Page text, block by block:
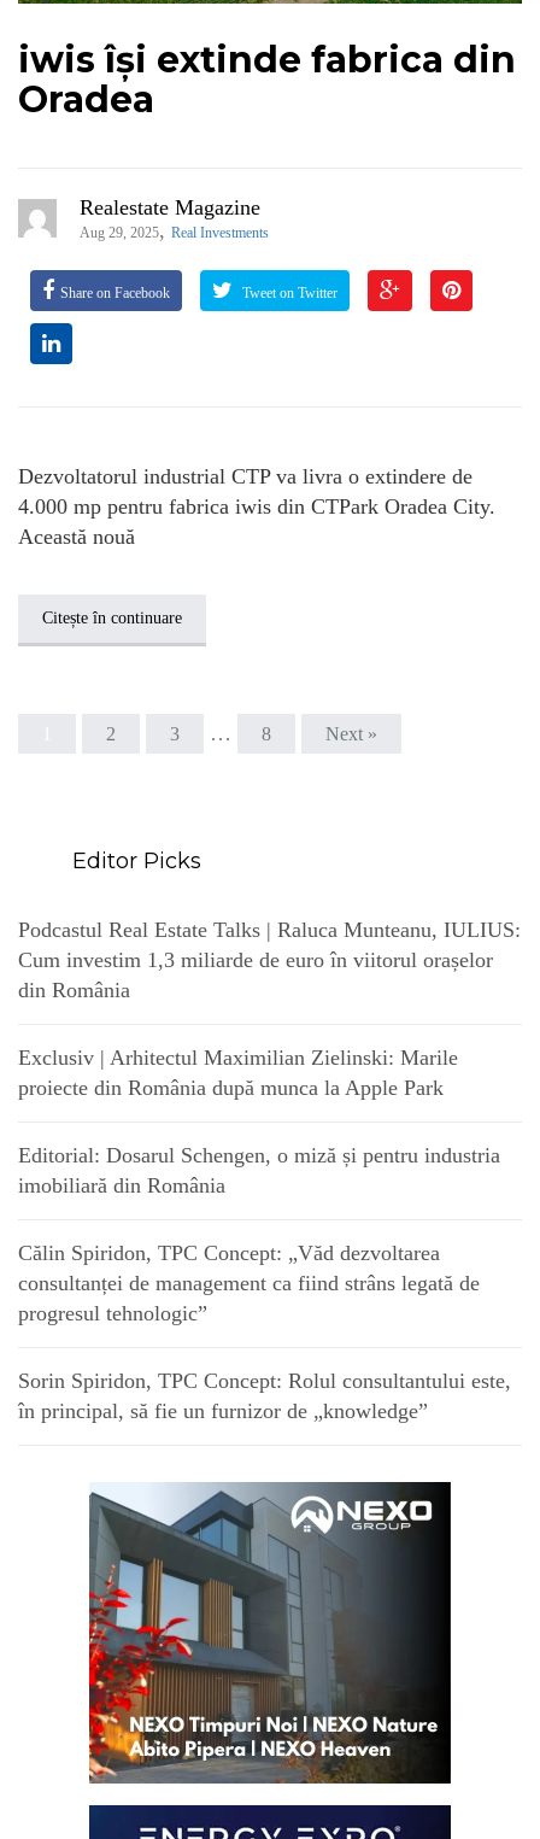
iwis își extinde fabrica din
Oradea
Realestate Magazine
Aug 29, 2025, Real Investments
Share on Facebook Tweet on Twitter
Dezvoltatorul industrial CTP va livra o extindere de
4.000 mp pentru fabrica iwis din CTPark Oradea City.
Această nouă
Citește în continuare
2 3 … 8 Next »
Editor Picks
Podcastul Real Estate Talks | Raluca Munteanu, IULIUS:
Cum investim 1,3 miliarde de euro în viitorul orașelor
din România
Exclusiv | Arhitectul Maximilian Zielinski: Marile
proiecte din România după munca la Apple Park
Editorial: Dosarul Schengen, o miză și pentru industria
imobiliară din România
Călin Spiridon, TPC Concept: „Văd dezvoltarea
consultanței de management ca fiind strâns legată de
progresul tehnologic”
Sorin Spiridon, TPC Concept: Rolul consultantului este,
în principal, să fie un furnizor de „knowledge”